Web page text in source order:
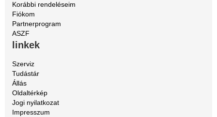
Korábbi rendeléseim
Fiókom
Partnerprogram
ASZF
linkek
Szerviz
Tudástár
Állás
Oldaltérkép
Jogi nyilatkozat
Impresszum